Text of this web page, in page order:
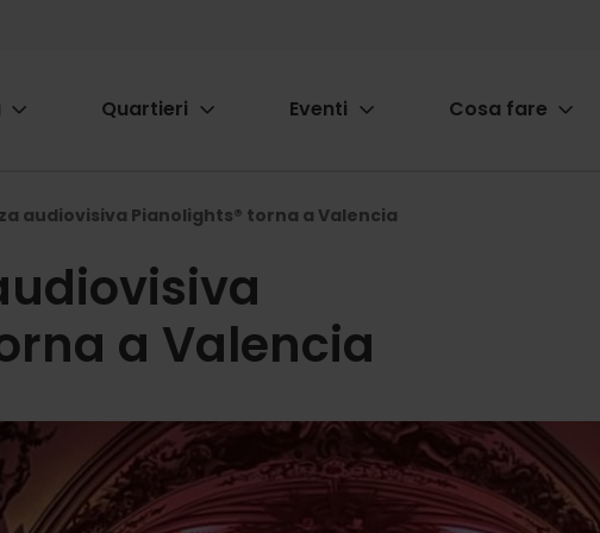
Quartieri Eventi Cosa fare
audiovisiva Pianolights® torna a Valencia
a Valencia